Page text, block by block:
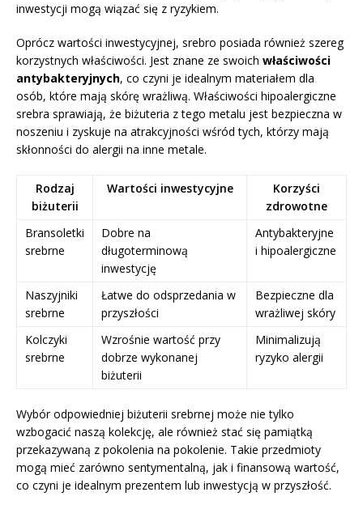
inwestycji mogą wiązać się z ryzykiem.
Oprócz wartości inwestycyjnej, srebro posiada również szereg
korzystnych właściwości. Jest znane ze swoich właściwości
antybakteryjnych, co czyni je idealnym materiałem dla
osób, które mają skórę wrażliwą. Właściwości hipoalergiczne
srebra sprawiają, że biżuteria z tego metalu jest bezpieczna w
noszeniu i zyskuje na atrakcyjności wśród tych, którzy mają
skłonności do alergii na inne metale.
Rodzaj
biżuterii
Wartości inwestycyjne
Korzyści
zdrowotne
Bransoletki
srebrne
Dobre na
długoterminową
inwestycję
Antybakteryjne
i hipoalergiczne
Naszyjniki
srebrne
Łatwe do odsprzedania w
przyszłości
Bezpieczne dla
wrażliwej skóry
Kolczyki
srebrne
Wzrośnie wartość przy
dobrze wykonanej
biżuterii
Minimalizują
ryzyko alergii
Wybór odpowiedniej biżuterii srebrnej może nie tylko
wzbogacić naszą kolekcję, ale również stać się pamiątką
przekazywaną z pokolenia na pokolenie. Takie przedmioty
mogą mieć zarówno sentymentalną, jak i finansową wartość,
co czyni je idealnym prezentem lub inwestycją w przyszłość.